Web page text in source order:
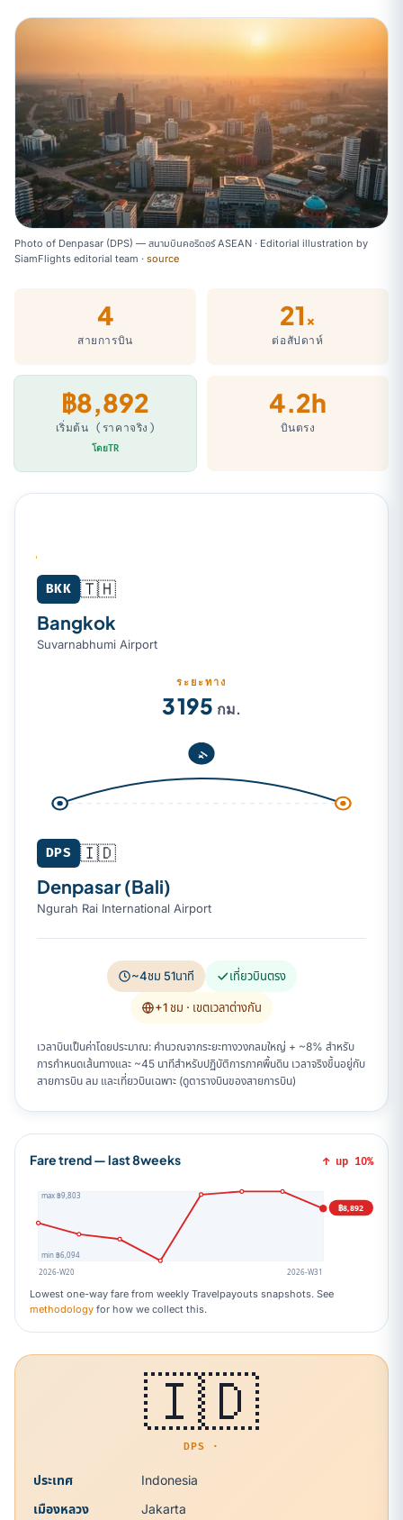
Photo of Denpasar (DPS) — สนามบินคอริดอร์ ASEAN · Editorial illustration by
SiamFlights editorial team · source
4
สายการบิน
21×
ต่อสัปดาห์
฿8,892
เริ่มต้น (ราคาจริง)
โดยTR
4.2h
บินตรง
Bangkok (BKK) → Denpasar (Bali) (DPS)
BKK 🇹🇭
Bangkok
Suvarnabhumi Airport
ระยะทาง
3 195 กม.
DPS 🇮🇩
Denpasar (Bali)
Ngurah Rai International Airport
~4ชม 51นาที เที่ยวบินตรง
+1 ชม · เขตเวลาต่างกัน
เวลาบินเป็นค่าโดยประมาณ: คำนวณจากระยะทางวงกลมใหญ่ + ~8% สำหรับ
การกำหนดเส้นทางและ ~45 นาทีสำหรับปฏิบัติการภาคพื้นดิน เวลาจริงขึ้นอยู่กับ
สายการบิน ลม และเที่ยวบินเฉพาะ (ดูตารางบินของสายการบิน)
Fare trend — last 8weeks ↑ up 10%
฿8,892
max ฿9,803
min ฿6,094
2026-W20
2026-W31
Lowest one-way fare from weekly Travelpayouts snapshots. See
methodology for how we collect this.
🇮🇩
DPS ·
ประเทศ
Indonesia
เมืองหลวง
Jakarta